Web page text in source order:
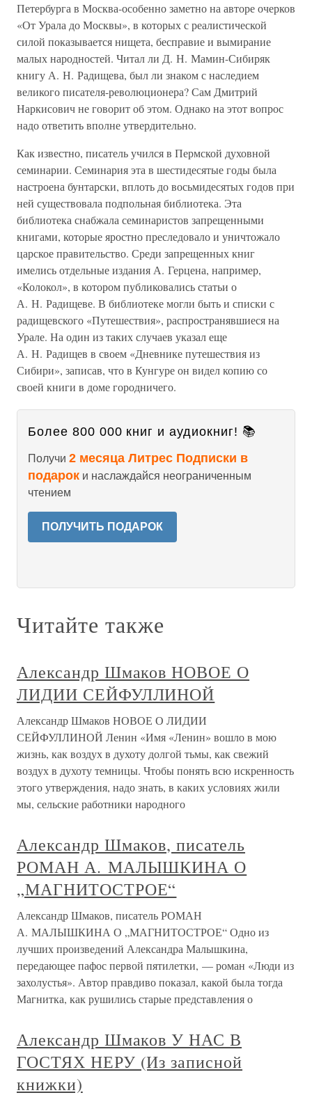
Петербурга в Москва-особенно заметно на авторе очерков
«От Урала до Москвы», в которых с реалистической
силой показывается нищета, бесправие и вымирание
малых народностей. Читал ли Д. Н. Мамин-Сибиряк
книгу А. Н. Радищева, был ли знаком с наследием
великого писателя-революционера? Сам Дмитрий
Наркисович не говорит об этом. Однако на этот вопрос
надо ответить вполне утвердительно.
Как известно, писатель учился в Пермской духовной
семинарии. Семинария эта в шестидесятые годы была
настроена бунтарски, вплоть до восьмидесятых годов при
ней существовала подпольная библиотека. Эта
библиотека снабжала семинаристов запрещенными
книгами, которые яростно преследовало и уничтожало
царское правительство. Среди запрещенных книг
имелись отдельные издания А. Герцена, например,
«Колокол», в котором публиковались статьи о
А. Н. Радищеве. В библиотеке могли быть и списки с
радищевского «Путешествия», распространявшиеся на
Урале. На один из таких случаев указал еще
А. Н. Радищев в своем «Дневнике путешествия из
Сибири», записав, что в Кунгуре он видел копию со
своей книги в доме городничего.
Более 800 000 книг и аудиокниг! 📚
Получи 2 месяца Литрес Подписки в
подарок и наслаждайся неограниченным
чтением
ПОЛУЧИТЬ ПОДАРОК
Читайте также
Александр Шмаков НОВОЕ О
ЛИДИИ СЕЙФУЛЛИНОЙ
Александр Шмаков НОВОЕ О ЛИДИИ
СЕЙФУЛЛИНОЙ Ленин «Имя «Ленин» вошло в мою
жизнь, как воздух в духоту долгой тьмы, как свежий
воздух в духоту темницы. Чтобы понять всю искренность
этого утверждения, надо знать, в каких условиях жили
мы, сельские работники народного
Александр Шмаков, писатель
РОМАН А. МАЛЫШКИНА О
„МАГНИТОСТРОЕ“
Александр Шмаков, писатель РОМАН
А. МАЛЫШКИНА О „МАГНИТОСТРОЕ“ Одно из
лучших произведений Александра Малышкина,
передающее пафос первой пятилетки, — роман «Люди из
захолустья». Автор правдиво показал, какой была тогда
Магнитка, как рушились старые представления о
Александр Шмаков У НАС В
ГОСТЯХ НЕРУ (Из записной
книжки)